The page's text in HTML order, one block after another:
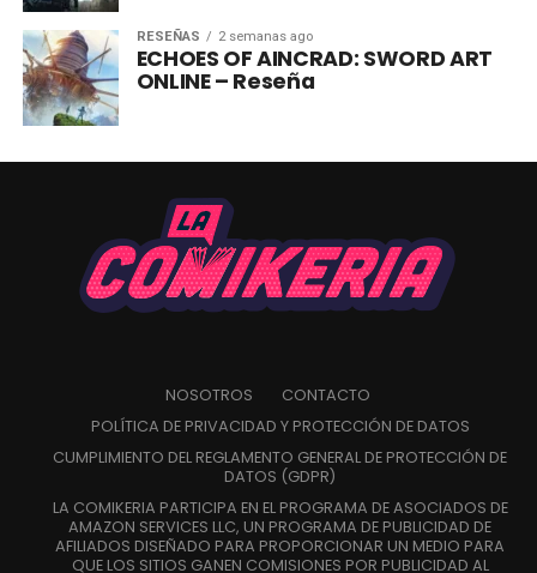
RESEÑAS 2 semanas ago
ECHOES OF AINCRAD: SWORD ART
ONLINE – Reseña
NOSOTROS
CONTACTO
POLÍTICA DE PRIVACIDAD Y PROTECCIÓN DE DATOS
CUMPLIMIENTO DEL REGLAMENTO GENERAL DE PROTECCIÓN DE
DATOS (GDPR)
LA COMIKERIA PARTICIPA EN EL PROGRAMA DE ASOCIADOS DE
AMAZON SERVICES LLC, UN PROGRAMA DE PUBLICIDAD DE
AFILIADOS DISEÑADO PARA PROPORCIONAR UN MEDIO PARA
QUE LOS SITIOS GANEN COMISIONES POR PUBLICIDAD AL